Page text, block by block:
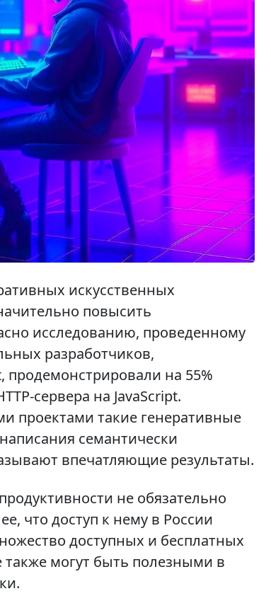
искусственных
повысить
исследованию, проведенному
разработчиков,
на 55%
сервера на JavaScript.
проектами такие генеративные
семантически
впечатляющие результаты.
не обязательно
что доступ к нему в России
доступных и бесплатных
также могут быть полезными в